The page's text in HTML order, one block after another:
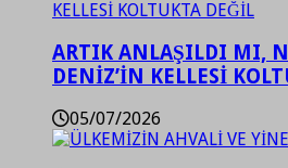
ARTIK ANLAŞILDI MI,
DENİZ’İN KELLESİ
05/07/2026